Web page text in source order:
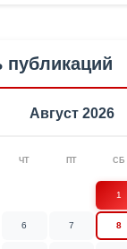
публикаций
Август 2026
ЧТ ПТ СБ
1
6 7 8